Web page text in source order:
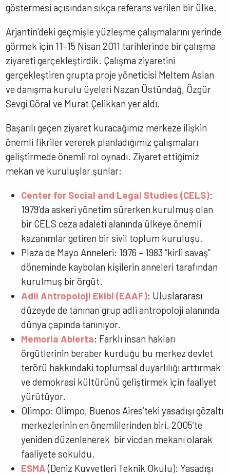
göstermesi açısından sıkça referans verilen bir ülke.
Arjantin’deki geçmişle yüzleşme çalışmalarını yerinde
görmek için 11–15 Nisan 2011 tarihlerinde bir çalışma
ziyareti gerçekleştirdik. Çalışma ziyaretini
gerçekleştiren grupta proje yöneticisi Meltem Aslan
ve danışma kurulu üyeleri Nazan Üstündağ, Özgür
Sevgi Göral ve Murat Çelikkan yer aldı.
Başarılı geçen ziyaret kuracağımız merkeze ilişkin
önemli fikriler vererek planladığımız çalışmaları
geliştirmede önemli rol oynadı. Ziyaret ettiğimiz
mekan ve kuruluşlar şunlar:
Center for Social and Legal Studies (CELS):
1979’da askeri yönetim sürerken kurulmuş olan
bir CELS ceza adaleti alanında ülkeye önemli
kazanımlar getiren bir sivil toplum kuruluşu.
Plaza de Mayo Anneleri: 1976 – 1983 “kirli savaş”
döneminde kaybolan kişilerin anneleri tarafından
kurulmuş bir örgüt.
Adli Antropoloji Ekibi (EAAF): Uluslararası
düzeyde de tanınan grup adli antropoloji alanında
dünya çapında tanınıyor.
Memoria Abierta: Farklı insan hakları
örgütlerinin beraber kurduğu bu merkez devlet
terörü hakkındaki toplumsal duyarlılığı arttırmak
ve demokrasi kültürünü geliştirmek için faaliyet
yürütüyor.
Olimpo: Olimpo, Buenos Aires’teki yasadışı gözaltı
merkezlerinin en önemlilerinden biri. 2005’te
yeniden düzenlenerek bir vicdan mekanı olarak
faaliyete sokuldu.
ESMA(Deniz Kuvvetleri Teknik Okulu): Yasadışı